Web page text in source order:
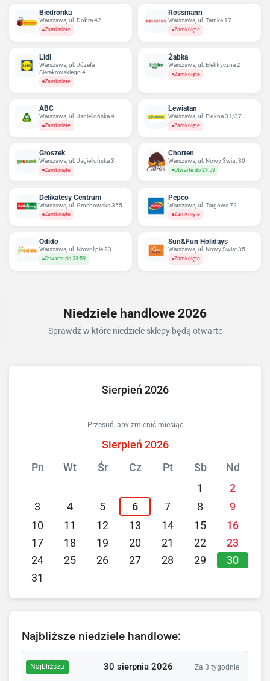
Biedronka
Warszawa, ul. Dobra 42
Zamknięte
Rossmann
Warszawa, ul. Tamka 17
Zamknięte
Lidl
Warszawa, ul. Józefa
Sierakowskiego 4
Zamknięte
Żabka
Warszawa, ul. Elektryczna 2
Zamknięte
ABC
Warszawa, ul. Jagiellońska 4
Zamknięte
Lewiatan
Warszawa, ul. Piękna 31/37
Zamknięte
Groszek
Warszawa, ul. Jagiellońska 3
Zamknięte
Chorten
Warszawa, ul. Nowy Świat 30
Otwarte do 23:59
Delikatesy Centrum
Warszawa, ul. Grochowska 355
Zamknięte
Pepco
Warszawa, ul. Targowa 72
Zamknięte
Odido
Warszawa, ul. Nowolipie 23
Otwarte do 23:59
Sun&Fun Holidays
Warszawa, ul. Nowy Świat 35
Zamknięte
Niedziele handlowe 2026
Sprawdź w które niedziele sklepy będą otwarte
Sierpień 2026
Przesuń, aby zmienić miesiąc
Sierpień 2026
Pn
Wt Śr Cz Pt Sb
Nd
1
2
3
4 5 6 7 8
9
10
11 12 13 14 15
16
17
18 19 20 21 22
23
24
25 26 27 28 29 30
31
Najbliższe niedziele handlowe:
Najbliższa 30 sierpnia 2026 Za 3 tygodnie